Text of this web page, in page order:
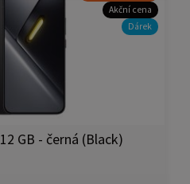
Akční cena
Dárek
GB - černá (Black)